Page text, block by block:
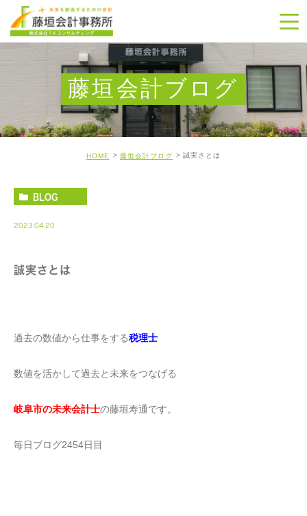
藤垣会計ブログ
HOME 藤垣会計ブログ 誠実さとは
BLOG
2023.04.20
誠実さとは
過去の数値から仕事をする税理士
数値を活かして過去と未来をつなげる
岐阜市の未来会計士の藤垣寿通です。
毎日ブログ2454日目